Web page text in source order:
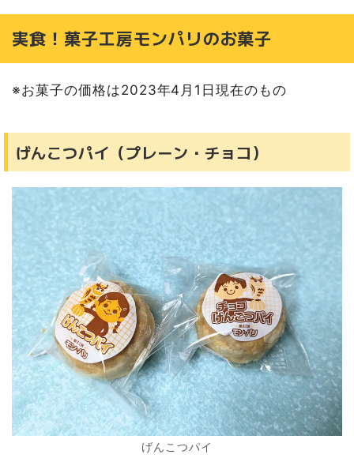
実食！菓子工房モンパリのお菓子
※お菓子の価格は2023年4月1日現在のもの
げんこつパイ（プレーン・チョコ）
げんこつパイ